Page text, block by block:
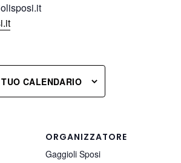
CALENDARIO
ORGANIZZATORE
Gaggioli Sposi